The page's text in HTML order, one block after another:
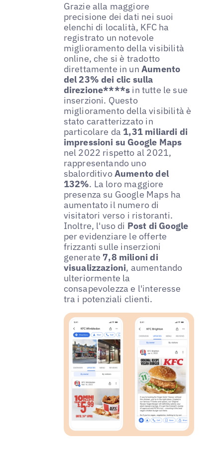
Grazie alla maggiore
precisione dei dati nei suoi
elenchi di località, KFC ha
registrato un notevole
miglioramento della visibilità
online, che si è tradotto
direttamente in unAumento
del 23% dei clic sulla
direzione****s in tutte le sue
inserzioni. Questo
miglioramento della visibilità è
stato caratterizzato in
particolare da 1,31 miliardi di
impressioni su Google Maps
nel 2022 rispetto al 2021,
rappresentando uno
sbalorditivoAumento del
132%. La loro maggiore
presenza su Google Maps ha
aumentato il numero di
visitatori verso i ristoranti.
Inoltre, l'uso di Post di Google
per evidenziare le offerte
frizzanti sulle inserzioni
generate 7,8 milioni di
visualizzazioni, aumentando
ulteriormente la
consapevolezza e l'interesse
tra i potenziali clienti.